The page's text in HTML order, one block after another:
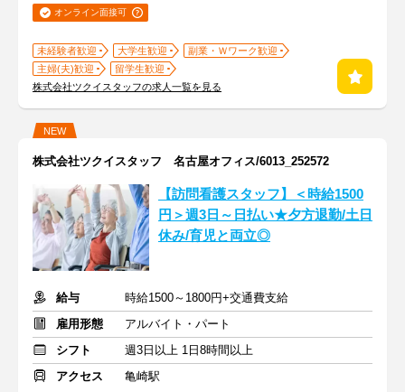
オンライン面接可
未経験者歓迎 大学生歓迎
副業・Ｗワーク歓迎
主婦(夫)歓迎
留学生歓迎
株式会社ツクイスタッフの求人一覧を見る
NEW
株式会社ツクイスタッフ 名古屋オフィス/6013_252572
【訪問看護スタッフ】＜時給1500
円＞週3日～日払い★夕方退勤/土日
休み/育児と両立◎
給与
時給1500～1800円+交通費支給
雇用形態
アルバイト・パート
シフト
週3日以上 1日8時間以上
アクセス
亀崎駅